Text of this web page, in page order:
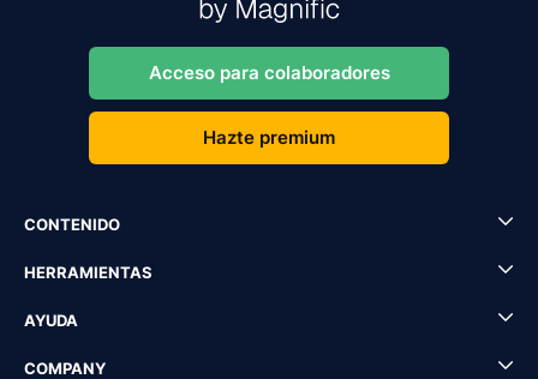
Acceso para colaboradores
Hazte premium
CONTENIDO
HERRAMIENTAS
AYUDA
COMPANY